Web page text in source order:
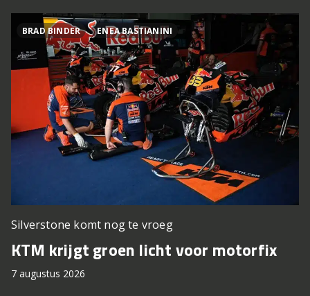
BRAD BINDER ENEA BASTIANINI
Silverstone komt nog te vroeg
KTM krijgt groen licht voor motorfix
7 augustus 2026